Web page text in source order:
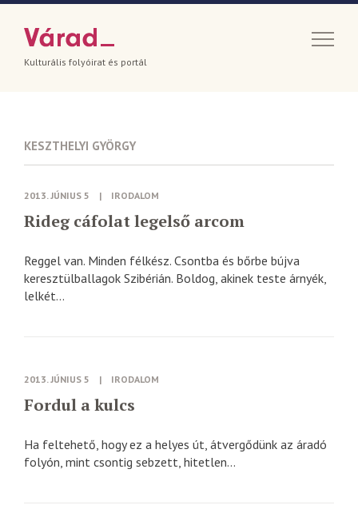
Kulturális folyóirat és portál
KESZTHELYI GYÖRGY
2013. JÚNIUS 5 | IRODALOM
Rideg cáfolat legelső arcom
Reggel van. Minden félkész. Csontba és bőrbe bújva
keresztülballagok Szibérián. Boldog, akinek teste árnyék,
lelkét...
2013. JÚNIUS 5 | IRODALOM
Fordul a kulcs
Ha feltehető, hogy ez a helyes út, átvergődünk az áradó
folyón, mint csontig sebzett, hitetlen...